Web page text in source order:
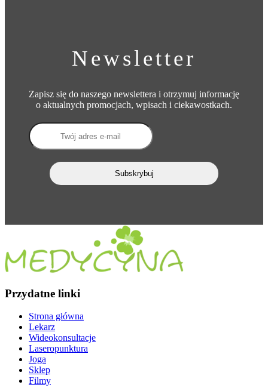
Newsletter
Zapisz się do naszego newslettera i otrzymuj informację
o aktualnych promocjach, wpisach i ciekawostkach.
Przydatne linki
Strona główna
Lekarz
Wideokonsultacje
Laseropunktura
Joga
Sklep
Filmy